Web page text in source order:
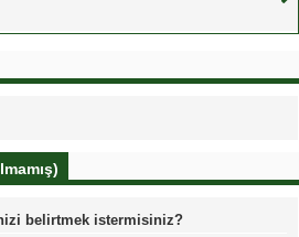
belirtmek istermisiniz?